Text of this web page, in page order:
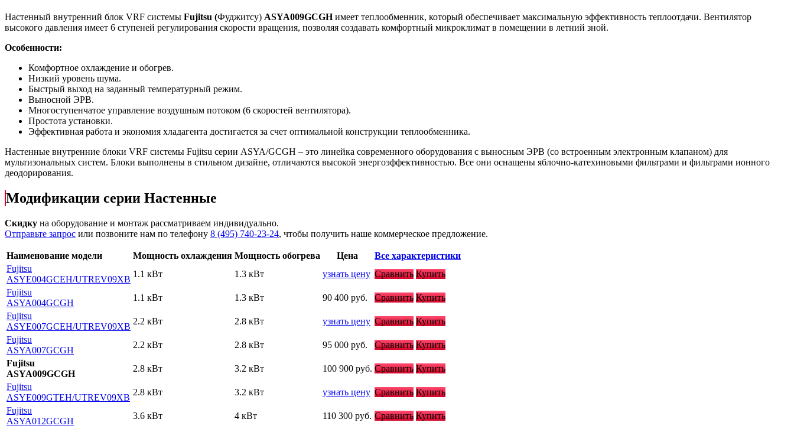
Настенный внутренний блок VRF системы Fujitsu (Фуджитсу) ASYA009GCGHимеет теплообменник, который обеспечивает максимальную эффективность теплоотдачи. Вентилятор
высокого давления имеет 6 ступеней регулирования скорости вращения, позволяя создавать комфортный микроклимат в помещении в летний зной.
Особенности:
Комфортное охлаждение и обогрев.
Низкий уровень шума.
Быстрый выход на заданный температурный режим.
Выносной ЭРВ.
Многоступенчатое управление воздушным потоком (6 скоростей вентилятора).
Простота установки.
Эффективная работа и экономия хладагента достигается за счет оптимальной конструкции теплообменника.
Настенные внутренние блоки VRF системы Fujitsu серии ASYA/GCGH – это линейка современного оборудования с выносным ЭРВ (со встроенным электронным клапаном) для
мультизональных систем. Блоки выполнены в стильном дизайне, отличаются высокой энергоэффективностью. Все они оснащены яблочно-катехиновыми фильтрами и фильтрами ионного
деодорирования.
Модификации серии Настенные
Скидку на оборудование и монтаж рассматриваем индивидуально.
Отправьте запрос или позвоните нам по телефону 8 (495) 740-23-24, чтобы получить наше коммерческое предложение.
Наименование модели Мощность охлаждения Мощность обогрева Цена
Все характеристики
Fujitsu
ASYE004GCEH/UTREV09XB
1.1 кВт 1.3 кВт узнать цену Сравнить Купить
Fujitsu
ASYA004GCGH
1.1 кВт 1.3 кВт 90 400 руб. Сравнить Купить
Fujitsu
ASYE007GCEH/UTREV09XB
2.2 кВт 2.8 кВт узнать цену Сравнить Купить
Fujitsu
ASYA007GCGH
2.2 кВт 2.8 кВт 95 000 руб. Сравнить Купить
Fujitsu
ASYA009GCGH
2.8 кВт 3.2 кВт 100 900 руб. Сравнить Купить
Fujitsu
ASYE009GTEH/UTREV09XB
2.8 кВт 3.2 кВт узнать цену Сравнить Купить
Fujitsu
ASYA012GCGH
3.6 кВт 4 кВт 110 300 руб. Сравнить Купить